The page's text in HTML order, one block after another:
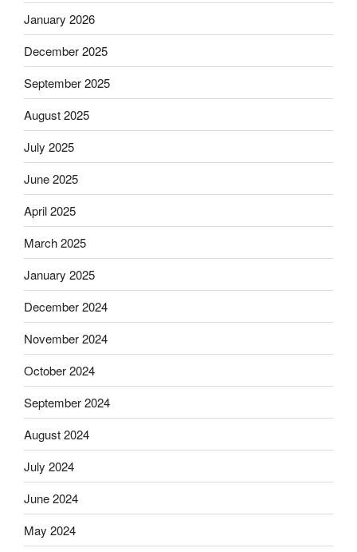
January 2026
December 2025
September 2025
August 2025
July 2025
June 2025
April 2025
March 2025
January 2025
December 2024
November 2024
October 2024
September 2024
August 2024
July 2024
June 2024
May 2024